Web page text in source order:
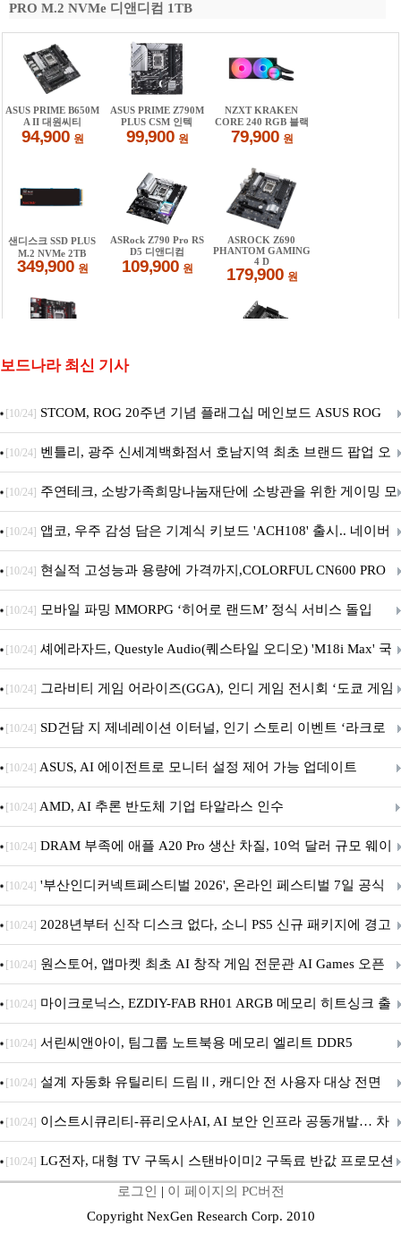
PRO M.2 NVMe 디앤디컴 1TB
보드나라 최신 기사
[10/24] STCOM, ROG 20주년 기념 플래그십 메인보드 ASUS ROG
Crosshair X870E EDITION 20 국내 출시 예정
[10/24] 벤틀리, 광주 신세계백화점서 호남지역 최초 브랜드 팝업 오
픈
[10/24] 주연테크, 소방가족희망나눔재단에 소방관을 위한 게이밍 모
니터·스마트 펫 침대 기부
[10/24] 앱코, 우주 감성 담은 기계식 키보드 'ACH108' 출시.. 네이버
브랜드데이 기획전 진행
[10/24] 현실적 고성능과 용량에 가격까지,COLORFUL CN600 PRO
M.2 NVMe 디앤디컴 1TB
[10/24] 모바일 파밍 MMORPG ‘히어로 랜드M’ 정식 서비스 돌입
[10/24] 셰에라자드, Questyle Audio(퀘스타일 오디오) 'M18i Max' 국
내 정식 출시
[10/24] 그라비티 게임 어라이즈(GGA), 인디 게임 전시회 ‘도쿄 게임
던전 13’ 참가!
[10/24] SD건담 지 제네레이션 이터널, 인기 스토리 이벤트 ‘라크로
아의 용사’ 재개최 및 풍성한 기념 이벤트 실시!
[10/24] ASUS, AI 에이전트로 모니터 설정 제어 가능 업데이트
[10/24] AMD, AI 추론 반도체 기업 타알라스 인수
[10/24] DRAM 부족에 애플 A20 Pro 생산 차질, 10억 달러 규모 웨이
퍼 대기
[10/24] '부산인디커넥트페스티벌 2026', 온라인 페스티벌 7일 공식
개막... 22일간 진행
[10/24] 2028년부터 신작 디스크 없다, 소니 PS5 신규 패키지에 경고
문 추가
[10/24] 원스토어, 앱마켓 최초 AI 창작 게임 전문관 AI Games 오픈
[10/24] 마이크로닉스, EZDIY-FAB RH01 ARGB 메모리 히트싱크 출
시
[10/24] 서린씨앤아이, 팀그룹 노트북용 메모리 엘리트 DDR5
5600MHz 16GB 출시
[10/24] 설계 자동화 유틸리티 드림Ⅱ, 캐디안 전 사용자 대상 전면
무상 배포
[10/24] 이스트시큐리티-퓨리오사AI, AI 보안 인프라 공동개발… 차
세대 AI 보안 플랫폼 구축
[10/24] LG전자, 대형 TV 구독시 스탠바이미2 구독료 반값 프로모션
로그인 | 이 페이지의 PC버전
Copyright NexGen Research Corp. 2010